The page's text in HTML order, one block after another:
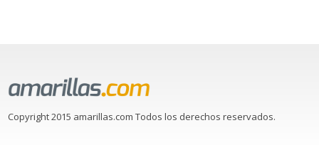
Copyright 2015 amarillas.com Todos los derechos reservados.